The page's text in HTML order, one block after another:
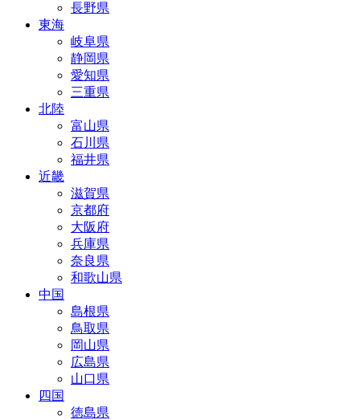
長野県
東海
岐阜県
静岡県
愛知県
三重県
北陸
富山県
石川県
福井県
近畿
滋賀県
京都府
大阪府
兵庫県
奈良県
和歌山県
中国
島根県
鳥取県
岡山県
広島県
山口県
四国
徳島県